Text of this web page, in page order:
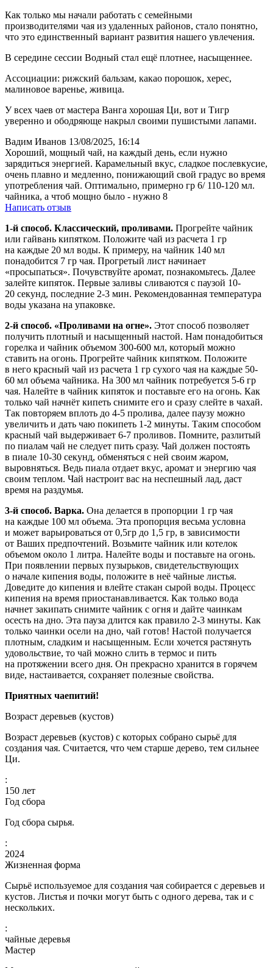
Как только мы начали работать с семейными
производителями чая из удаленных районов, стало понятно,
что это единственный вариант развития нашего увлечения.
В середине сессии Водный стал ещё плотнее, насыщеннее.
Ассоциации: рижский бальзам, какао порошок, херес,
малиновое варенье, живица.
У всех чаев от мастера Ванга хорошая Ци, вот и Тигр
уверенно и ободряюще накрыл своими пушистыми лапами.
Вадим Иванов 13/08/2025, 16:14
Хороший, мощный чай, на каждый день, если нужно
зарядиться энергией. Карамельный вкус, сладкое послевкусие,
очень плавно и медленно, понижающий свой градус во время
употребления чай. Оптимально, примерно гр 6/ 110-120 мл.
чайника, а чтоб мощно было - нужно 8
Написать отзыв
1-й способ. Классический, проливами. Прогрейте чайник
или гайвань кипятком. Положите чай из расчета 1 гр
на каждые 20 мл воды. К примеру, на чайник 140 мл
понадобится 7 гр чая. Прогретый лист начинает
«просыпаться». Почувствуйте аромат, познакомьтесь. Далее
залейте кипяток. Первые заливы сливаются с паузой 10-
20 секунд, последние 2-3 мин. Рекомендованная температура
воды указана на упаковке.
2-й способ. «Проливами на огне». Этот способ позволяет
получить плотный и насыщенный настой. Нам понадобиться
горелка и чайник объемом 300-600 мл, который можно
ставить на огонь. Прогрейте чайник кипятком. Положите
в него красный чай из расчета 1 гр сухого чая на каждые 50-
60 мл объема чайника. На 300 мл чайник потребуется 5-6 гр
чая. Налейте в чайник кипяток и поставьте его на огонь. Как
только чай начнёт кипеть снимите его и сразу слейте в чахай.
Так повторяем вплоть до 4-5 пролива, далее паузу можно
увеличить и дать чаю покипеть 1-2 минуты. Таким способом
красный чай выдерживает 6-7 проливов. Помните, разлитый
по пиалам чай не следует пить сразу. Чай должен постоять
в пиале 10-30 секунд, обменяться с ней своим жаром,
выровняться. Ведь пиала отдает вкус, аромат и энергию чая
своим теплом. Чай настроит вас на неспешный лад, даст
время на раздумья.
3-й способ. Варка. Она делается в пропорции 1 гр чая
на каждые 100 мл объема. Эта пропорция весьма условна
и может варьироваться от 0,5гр до 1,5 гр, в зависимости
от Ваших предпочтений. Возьмите чайник или котелок
объемом около 1 литра. Налейте воды и поставьте на огонь.
При появлении первых пузырьков, свидетельствующих
о начале кипения воды, положите в неё чайные листья.
Доведите до кипения и влейте стакан сырой воды. Процесс
кипения на время приостанавливается. Как только вода
начнет закипать снимите чайник с огня и дайте чаинкам
осесть на дно. Эта пауза длится как правило 2-3 минуты. Как
только чаинки осели на дно, чай готов! Настой получается
плотным, сладким и насыщенным. Если хочется растянуть
удовольствие, то чай можно слить в термос и пить
на протяжении всего дня. Он прекрасно хранится в горячем
виде, настаивается, сохраняет полезные свойства.
Приятных чаепитий!
Возраст деревьев (кустов)
Возраст деревьев (кустов) с которых собрано сырьё для
создания чая. Считается, что чем старше дерево, тем сильнее
Ци.
:
150 лет
Год сбора
Год сбора сырья.
:
2024
Жизненная форма
Сырьё используемое для создания чая собирается с деревьев и
кустов. Листья и почки могут быть с одного дерева, так и с
нескольких.
:
чайные деревья
Мастер